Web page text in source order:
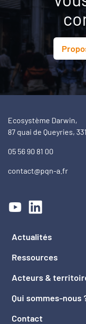
Décideurs
Opérateurs
Ecosystème Darwin,
87 quai de Queyries,
05 56 90 81 00
contact@pqn-a.fr
Actualités
Ressources
Acteurs &
Qui sommes-nous
Contact